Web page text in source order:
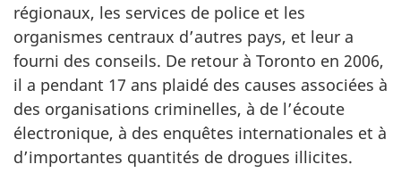
régionaux, les services de police et les
organismes centraux d’autres pays, et leur a
fourni des conseils. De retour à Toronto en 2006,
il a pendant 17 ans plaidé des causes associées à
des organisations criminelles, à de l’écoute
électronique, à des enquêtes internationales et à
d’importantes quantités de drogues illicites.